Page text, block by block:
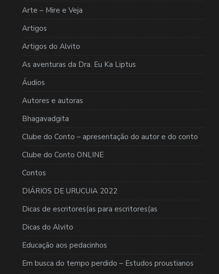
Arte – Mire e Veja
Artigos
Artigos do Alvito
As aventuras da Dra. Eu Ka Liptus
Áudios
Autores e autoras
Bhagavadgita
Clube do Conto – apresentação do autor e do conto
Clube do Conto ONLINE
Contos
DIÁRIOS DE URUCUIA 2022
Dicas de escritores(as para escritores(as
Dicas do Alvito
Educação aos pedacinhos
Em busca do tempo perdido – Estudos proustianos